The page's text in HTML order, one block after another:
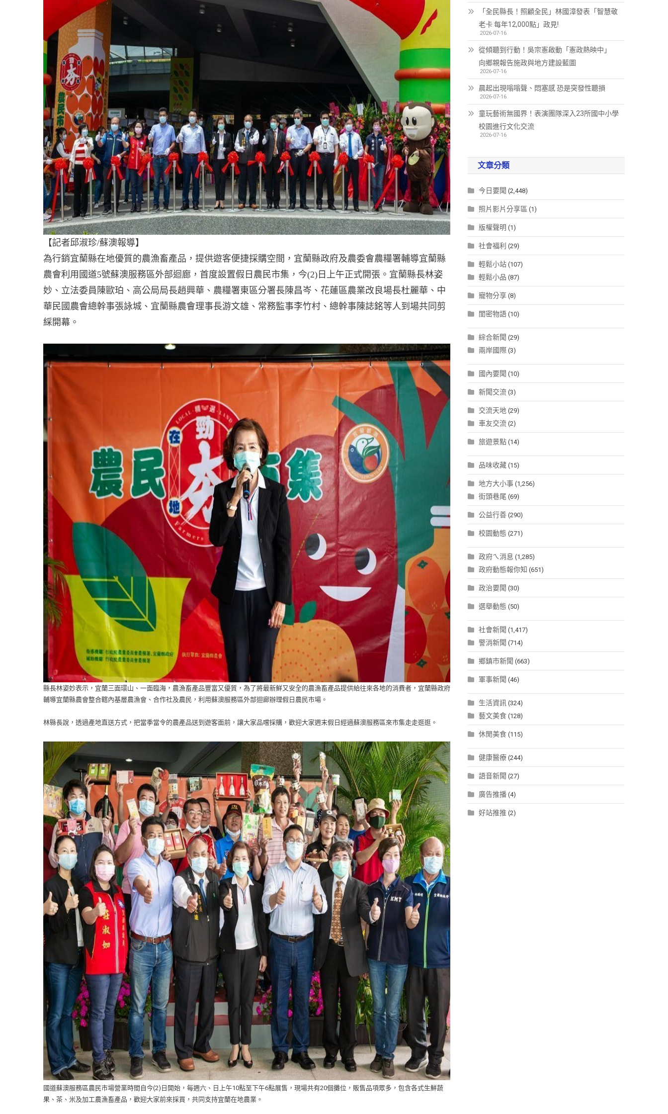
【記者邱淑珍/蘇澳報導】
為行銷宜蘭縣在地優質的農漁畜產品，提供遊客便捷採購空間，宜蘭縣政府及農委會農糧署輔導宜蘭縣
農會利用國道5號蘇澳服務區外部迴廊，首度設置假日農民市集，今(2)日上午正式開張。宜蘭縣長林姿
妙、立法委員陳歐珀、高公局局長趙興華、農糧署東區分署長陳昌岑、花蓮區農業改良場長杜麗華、中
華民國農會總幹事張詠城、宜蘭縣農會理事長游文雄、常務監事李竹村、總幹事陳誌銘等人到場共同剪
綵開幕。
縣長林姿妙表示，宜蘭三面環山、一面臨海，農漁畜產品豐富又優質，為了將最新鮮又安全的農漁畜產品提供給往來各地的消費者，宜蘭縣政府
輔導宜蘭縣農會整合轄內基層農漁會、合作社及農民，利用蘇澳服務區外部迴廊辦理假日農民市場。
林縣長說，透過產地直送方式，把當季當令的農產品送到遊客面前，讓大家品嚐採購，歡迎大家週末假日經過蘇澳服務區來市集走走逛逛。
國道蘇澳服務區農民市場營業時間自今(2)日開始，每週六、日上午10點至下午6點展售，現場共有20個攤位，販售品項眾多，包含各式生鮮蔬
果、茶、米及加工農漁畜產品，歡迎大家前來採買，共同支持宜蘭在地農業。
「全民縣長！照顧全民」林國漳發表「智慧敬
老卡 每年12,000點」政見!
2026-07-16
從傾聽到行動！吳宗憲啟動「憲政熱映中」
向鄉親報告施政與地方建設藍圖
2026-07-16
晨起出現嗡嗡聲、悶塞感 恐是突發性聽損
2026-07-16
童玩藝術無國界！表演團隊深入23所國中小學
校園進行文化交流
2026-07-16
文章分類
今日要聞 (2,448)
照片影片分享區 (1)
版權聲明 (1)
社會福利 (29)
輕鬆小站 (107)
輕鬆小品 (87)
寵物分享 (8)
閨密物語 (10)
綜合新聞 (29)
兩岸國際 (3)
國內要聞 (10)
新聞交流 (3)
交流天地 (29)
車友交流 (2)
旅遊景點 (14)
品味收藏 (15)
地方大小事 (1,256)
街頭巷尾 (69)
公益行善 (290)
校園動態 (271)
政府ㄟ消息 (1,285)
政府動態報你知 (651)
政治要聞 (30)
選舉動態 (50)
社會新聞 (1,417)
警消新聞 (714)
鄉鎮市新聞 (663)
軍事新聞 (46)
生活資訊 (324)
藝文美食 (128)
休閒美食 (115)
健康醫療 (244)
語音新聞 (27)
廣告推播 (4)
好站推推 (2)